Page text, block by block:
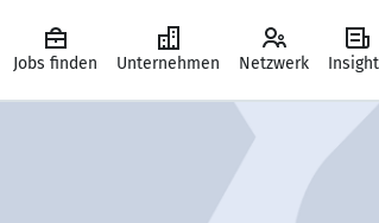
Jobs finden Unternehmen Netzwerk